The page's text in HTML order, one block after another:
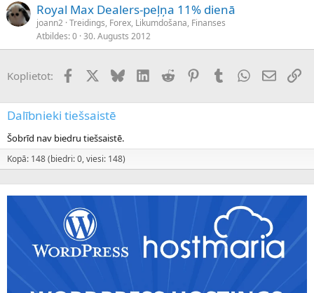
Royal Max Dealers-peļņa 11% dienā
joann2 Treidings, Forex, Likumdošana, Finanses
Atbildes 0 30. Augusts 2012
Koplietot: FacebookX (Twitter)
BlueskyLinkedInReddit PinterestTumblrWhatsApp
E-pasts
Dalībnieki tiešsaistē
Šobrīd nav biedru tiešsaistē.
Kopā: 148 (biedri: 0, viesi: 148)